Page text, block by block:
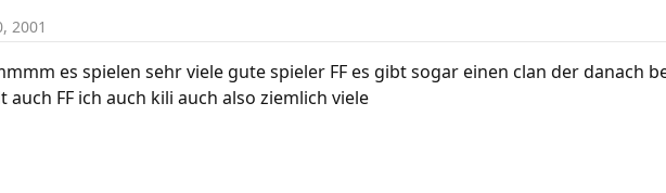
2001
es spielen sehr viele gute spieler FF es gibt sogar einen clan der danach
auch FF ich auch kili auch also ziemlich viele